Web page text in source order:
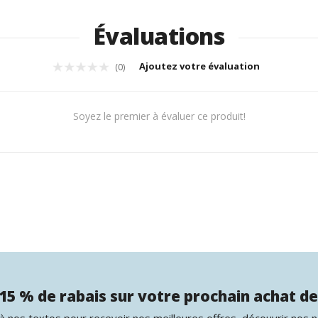
Évaluations
(0) Ajoutez votre évaluation
Soyez le premier à évaluer ce produit!
% de rabais sur votre prochain achat de